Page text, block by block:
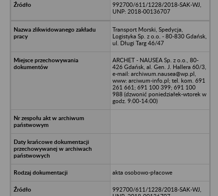
992700/611/1228/2018-SAK-WJ,
UNP: 2018-00136707
Transport Morski, Spedycja,
Logistyka Sp. z o.o. - 80-830 Gdańsk,
ul. Długi Targ 46/47
ARCHET - NAUSEA Sp. z o.o., 80-
426 Gdańsk, al. Gen. J. Hallera 60/3,
e-mail: archiwum.nausea@wp.pl,
www: arciwum-info.pl; tel. kom. 691
261 661; 691 100 399; 691 100
988 (dzwonić poniedziałek-wtorek w
godz. 9:00-14:00)
akta osobowo-płacowe
992700/611/1228/2018-SAK-WJ,